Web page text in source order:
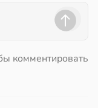
комментировать